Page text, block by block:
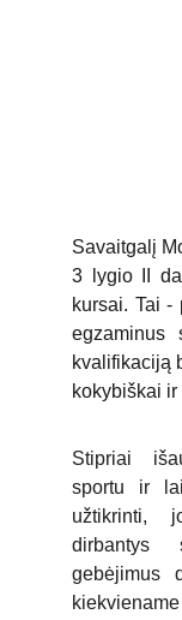
Savaitgalį
3 lygio II
kursai. Tai -
egzaminus
kvalifikaciją
kokybiškai
Stipriai
sportu ir
užtikrinti,
dirbantys
gebėjimus